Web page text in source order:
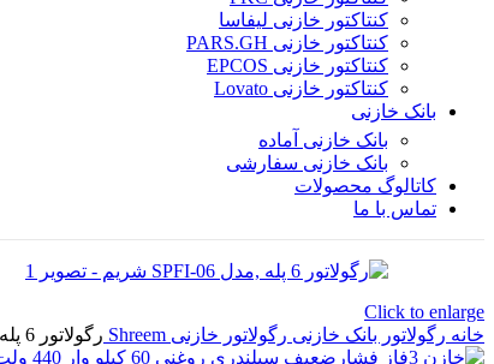
کنتاکتور خازنی لیفاسا
کنتاکتور خازنی PARS.GH
کنتاکتور خازنی EPCOS
کنتاکتور خازنی Lovato
بانک خازنی
بانک خازنی آماده
بانک خازنی سفارشی
کاتالوگ محصولات
تماس با ما
Click to enlarge
خانه رگولاتور بانک خازنی رگولاتور خازنی Shreem رگولاتور 6 پله ,مدل SPFI-06 شریم